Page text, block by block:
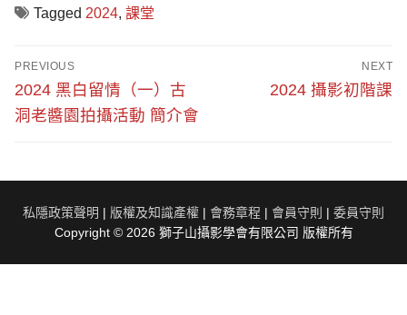
Tagged 2024, 課堂
文
章
導
PREVIOUS
Previous
post:
2024 黑白留情（一）古
洞老醬園拍攝活動 簡介會
NEXT
Next
2024 攝影初階課
私隱政策聲明 | 版權及知識產權 | 會務章程 | 會員守則 | 委員守則
Copyright © 2026 獅子山攝影學會有限公司 版權所有